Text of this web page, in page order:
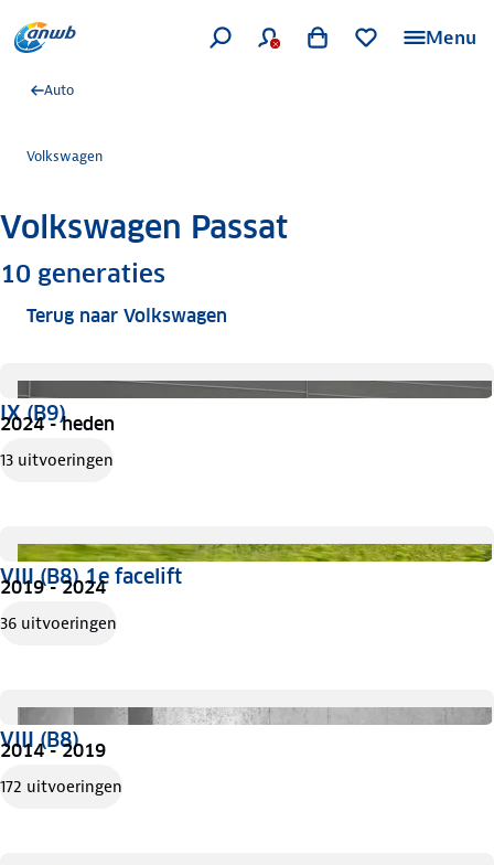
Menu
Auto
Volkswagen
Volkswagen Passat
10 generaties
Terug naar Volkswagen
IX (B9)
2024 - heden
13 uitvoeringen
VIII (B8) 1e facelift
2019 - 2024
36 uitvoeringen
VIII (B8)
2014 - 2019
172 uitvoeringen